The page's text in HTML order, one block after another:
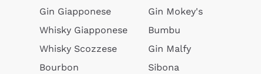
Gin Giapponese
Whisky Giapponese
Whisky Scozzese
Bourbon
Gin Mokey's
Bumbu
Gin Malfy
Sibona